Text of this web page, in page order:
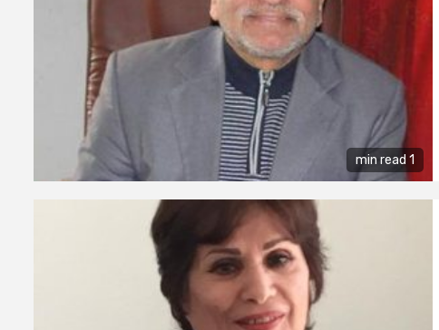
1 min read